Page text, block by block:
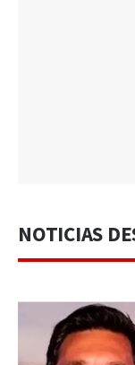
NOTICIAS